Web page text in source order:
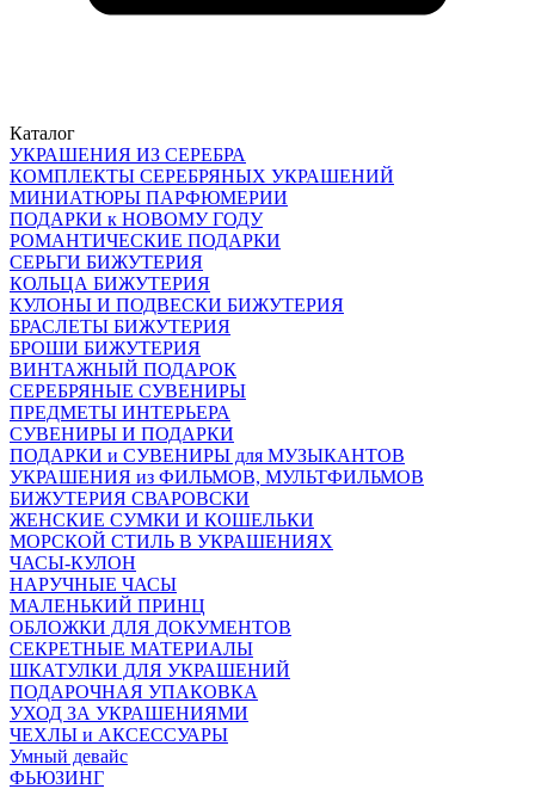
Каталог
УКРАШЕНИЯ ИЗ СЕРЕБРА
КОМПЛЕКТЫ СЕРЕБРЯНЫХ УКРАШЕНИЙ
МИНИАТЮРЫ ПАРФЮМЕРИИ
ПОДАРКИ к НОВОМУ ГОДУ
РОМАНТИЧЕСКИЕ ПОДАРКИ
СЕРЬГИ БИЖУТЕРИЯ
КОЛЬЦА БИЖУТЕРИЯ
КУЛОНЫ И ПОДВЕСКИ БИЖУТЕРИЯ
БРАСЛЕТЫ БИЖУТЕРИЯ
БРОШИ БИЖУТЕРИЯ
ВИНТАЖНЫЙ ПОДАРОК
СЕРЕБРЯНЫЕ СУВЕНИРЫ
ПРЕДМЕТЫ ИНТЕРЬЕРА
СУВЕНИРЫ И ПОДАРКИ
ПОДАРКИ и СУВЕНИРЫ для МУЗЫКАНТОВ
УКРАШЕНИЯ из ФИЛЬМОВ, МУЛЬТФИЛЬМОВ
БИЖУТЕРИЯ СВАРОВСКИ
ЖЕНСКИЕ СУМКИ И КОШЕЛЬКИ
МОРСКОЙ СТИЛЬ В УКРАШЕНИЯХ
ЧАСЫ-КУЛОН
НАРУЧНЫЕ ЧАСЫ
МАЛЕНЬКИЙ ПРИНЦ
ОБЛОЖКИ ДЛЯ ДОКУМЕНТОВ
СЕКРЕТНЫЕ МАТЕРИАЛЫ
ШКАТУЛКИ ДЛЯ УКРАШЕНИЙ
ПОДАРОЧНАЯ УПАКОВКА
УХОД ЗА УКРАШЕНИЯМИ
ЧEХЛЫ и АКСЕССУАРЫ
Умный девайс
ФЬЮЗИНГ